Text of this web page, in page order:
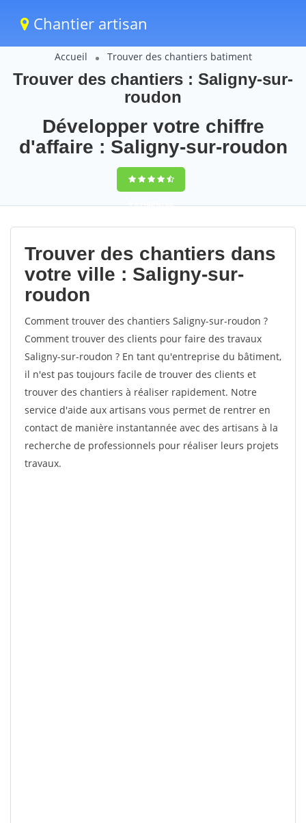
Chantier artisan
Accueil Trouver des chantiers batiment
Trouver des chantiers : Saligny-sur-
roudon
Développer votre chiffre
d'affaire : Saligny-sur-roudon
9,5(100%)68
votes
Trouver des chantiers dans
votre ville : Saligny-sur-
roudon
Comment trouver des chantiers Saligny-sur-roudon ?
Comment trouver des clients pour faire des travaux
Saligny-sur-roudon ? En tant qu'entreprise du bâtiment,
il n'est pas toujours facile de trouver des clients et
trouver des chantiers à réaliser rapidement. Notre
service d'aide aux artisans vous permet de rentrer en
contact de manière instantannée avec des artisans à la
recherche de professionnels pour réaliser leurs projets
travaux.